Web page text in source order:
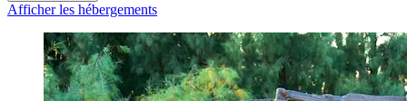
Afficher les hébergements